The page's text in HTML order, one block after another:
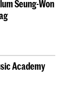
Seung-Won
Academy